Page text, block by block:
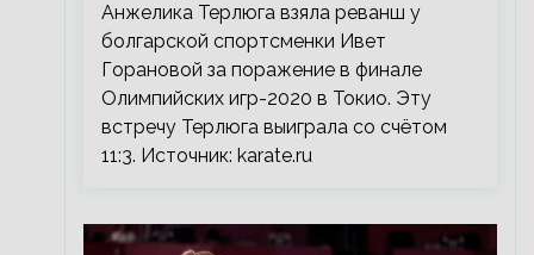
Анжелика Терлюга взяла реванш у
болгарской спортсменки Ивет
Горановой за поражение в финале
Олимпийских игр-2020 в Токио. Эту
встречу Терлюга выиграла со счётом
11:3. Источник: karate.ru